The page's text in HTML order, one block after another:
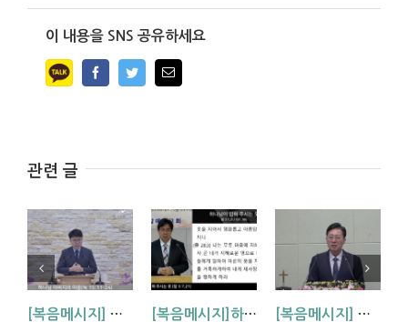
이 내용을 SNS 공유하세요
FacebookTwitterEmail
관련 글
[복음메시지] 하나님 아버지의 마음 (눅15:11~24) [복음메시지]하나님이 입혀주시는 옷 (창 3:7,21) [복음메시지] 엘리야 때(사도시대)처럼 (왕하 2:1-14)